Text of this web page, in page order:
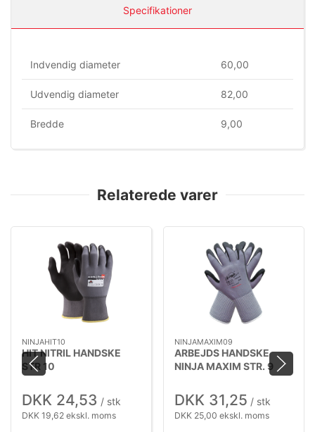
Specifikationer
Indvendig diameter 60,00
Udvendig diameter 82,00
Bredde 9,00
Relaterede varer
NINJAHIT10
HIT NITRIL HANDSKE
STR 10
DKK 24,53 / stk
DKK 19,62 ekskl. moms
NINJAMAXIM09
ARBEJDS HANDSKE
NINJA MAXIM STR. 9
DKK 31,25 / stk
DKK 25,00 ekskl. moms